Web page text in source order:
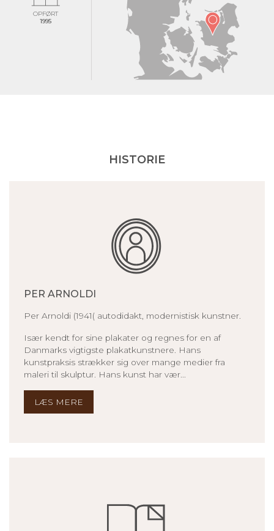
OPFØRT
1995
HISTORIE
PER ARNOLDI
Per Arnoldi (1941( autodidakt, modernistisk kunstner.
Især kendt for sine plakater og regnes for en af
Danmarks vigtigste plakatkunstnere. Hans
kunstpraksis strækker sig over mange medier fra
maleri til skulptur. Hans kunst har vær...
LÆS MERE